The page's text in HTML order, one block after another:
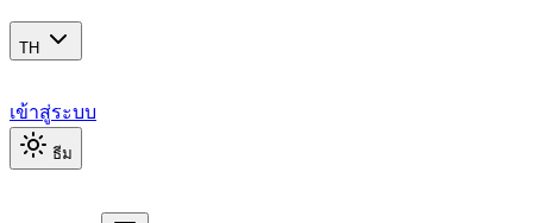
TH
เข้าสู่ระบบ
ธีม